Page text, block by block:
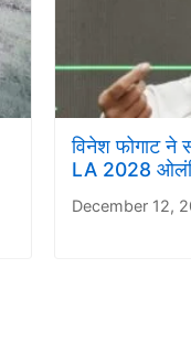
विनेश फोगाट ने
LA 2028
December 12,